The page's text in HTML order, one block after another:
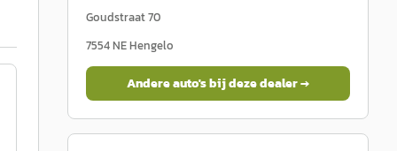
Goudstraat 70
7554 NEHengelo
Andere auto's bij deze dealer →